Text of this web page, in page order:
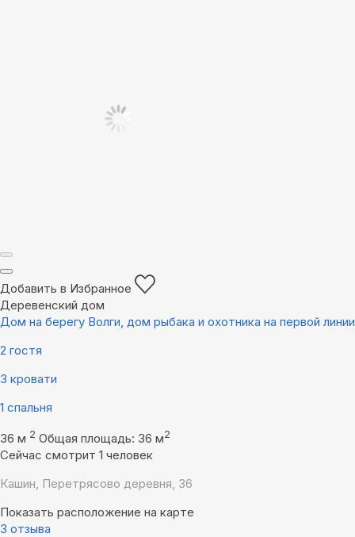
Добавить в Избранное
Деревенский дом
Дом на берегу Волги, дом рыбака и охотника на первой линии
2 гостя
3 кровати
1 спальня
36 м 2 Общая площадь: 36 м2
Сейчас смотрит 1 человек
Кашин, Перетрясово деревня, 36
Показать расположение на карте
3 отзыва